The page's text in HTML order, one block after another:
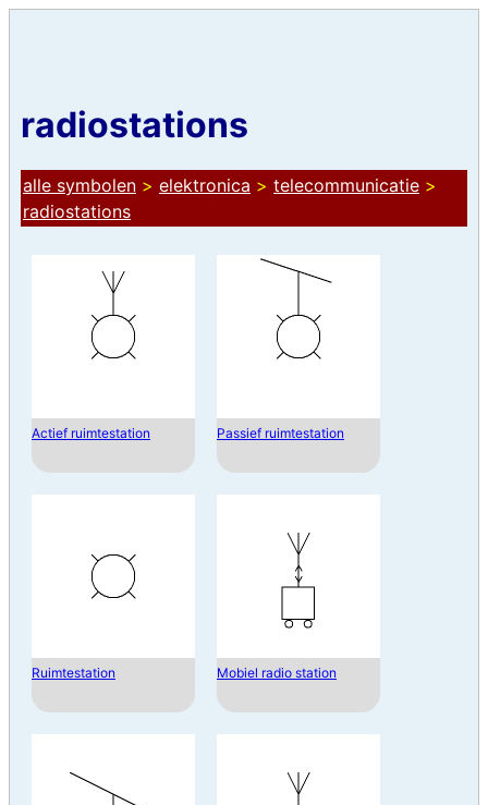
radiostations
alle symbolen > elektronica > telecommunicatie >
radiostations
Actief ruimtestation Passief ruimtestation
Ruimtestation Mobiel radio station